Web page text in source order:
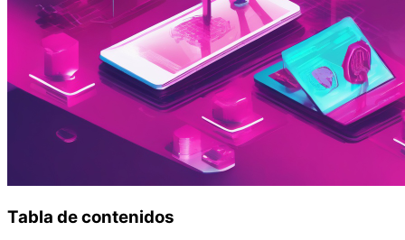
Tabla de contenidos